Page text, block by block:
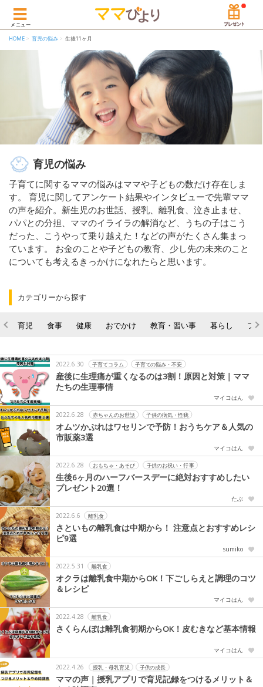
メニュー
HOME 育児の悩み 生後11ヶ月
育児の悩み
子育てに関するママの悩みはママや子どもの数だけ存在しま
す。 育児に関してアンケート結果やインタビューで先輩ママ
の声を紹介。新生児のお世話、授乳、離乳食、泣き止ませ、
パパとの分担、ママのイライラの解消など、うちの子はこう
だった、こうやって乗り越えた！などの声がたくさん集まっ
ています。 お金のことや子どもの教育、少し先の未来のこと
についても考えるきっかけになれたらと思います。
カテゴリーから探す
育児 食事 健康 おでかけ 教育・習い事 暮らし フ
2022.6.30 子育てコラム 子育ての悩み・不安
産後に生理痛が重くなるのは3割！原因と対策｜ママ
たちの生理事情
マイコはん
2022.6.28 赤ちゃんのお世話 子供の病気・怪我
オムツかぶれはワセリンで予防！おうちケア＆人気の
市販薬3選
マイコはん
2022.6.28 おもちゃ・あそび 子供のお祝い・行事
生後6ヶ月のハーフバースデーに絶対おすすめしたい
プレゼント20選！
たぶ
2022.6.6 離乳食
さといもの離乳食は中期から！ 注意点とおすすめレシ
ピ9選
sumiko
2022.5.31 離乳食
オクラは離乳食中期からOK！下ごしらえと調理のコツ
＆レシピ
マイコはん
2022.4.28 離乳食
さくらんぼは離乳食初期からOK！皮むきなど基本情報
マイコはん
2022.4.26 授乳・母乳育児 子供の成長
ママの声｜授乳アプリで育児記録をつけるメリット＆